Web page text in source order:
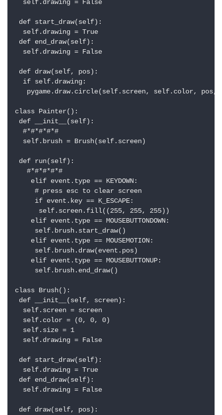
  self.drawing = False
def start_draw(self):
  self.drawing = True
def end_draw(self):
  self.drawing = False
def draw(self, pos):
  if self.drawing:
pygame.draw.circle(self.screen, self.color, pos,
class Painter():
def __init__(self):
  #*#*#*#*#
  self.brush = Brush(self.screen)
def run(self):
   #*#*#*#*#
    elif event.type == KEYDOWN:
     # press esc to clear screen
     if event.key == K_ESCAPE:
      self.screen.fill((255, 255, 255))
    elif event.type == MOUSEBUTTONDOWN:
     self.brush.start_draw()
    elif event.type == MOUSEMOTION:
     self.brush.draw(event.pos)
    elif event.type == MOUSEBUTTONUP:
     self.brush.end_draw()
class Brush():
def __init__(self, screen):
  self.screen = screen
  self.color = (0, 0, 0)
  self.size = 1
  self.drawing = False
def start_draw(self):
  self.drawing = True
def end_draw(self):
  self.drawing = False
def draw(self, pos):